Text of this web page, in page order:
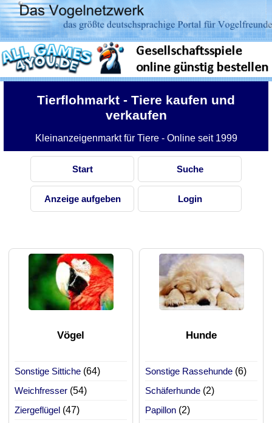
Tierflohmarkt - Tiere kaufen und
verkaufen
Kleinanzeigenmarkt für Tiere - Online seit 1999
Start Suche
Anzeige aufgeben Login
Vögel
Sonstige Sittiche (64)
Weichfresser (54)
Ziergeflügel (47)
Hunde
Sonstige Rassehunde (6)
Schäferhunde (2)
Papillon (2)